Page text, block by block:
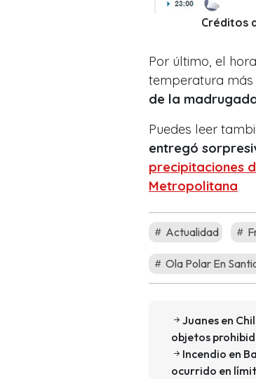
Créditos
Por último, el
temperatura
de la
Puedes leer
entregó
precipitaciones
Metropolitana
Actualidad
Ola Polar En
Juanes en
objetos
Incendio en
ocurrido en